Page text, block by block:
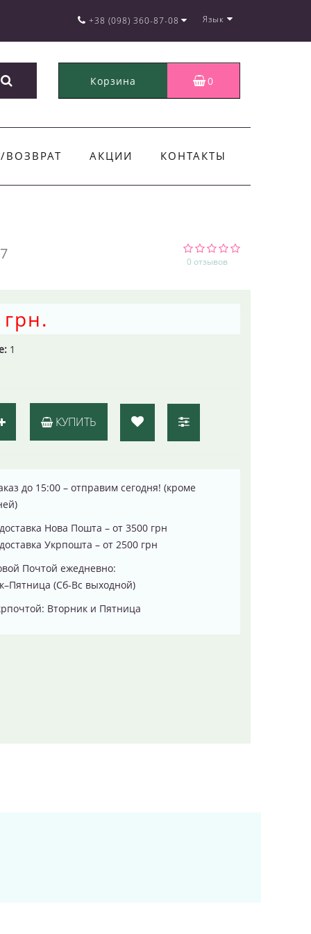
+38 (098) 360-87-08 Язык
Корзина 0
АКЦИИ КОНТАКТЫ
0 отзывов
1
КУПИТЬ
до 15:00 – отправим сегодня! (кроме
Нова Пошта – от 3500 грн
Укрпошта – от 2500 грн
Почтой ежедневно:
(Сб-Вс выходной)
Вторник и Пятница